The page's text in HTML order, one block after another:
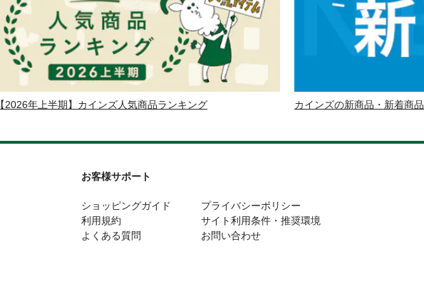
【2026年上半期】カインズ人気商品ランキング カインズの新商品・新着商品
お客様サポート
ショッピングガイド
利用規約
よくある質問
プライバシーポリシー
サイト利用条件・推奨環境
お問い合わせ